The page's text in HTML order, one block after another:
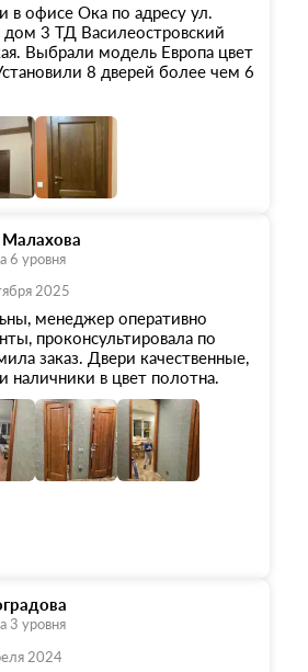
в офисе Ока по адресу ул.
3 ТД Василеостровский
Выбрали модель Европа цвет
8 дверей более чем 6
супер!!! Проверены в
спасибо всей
бы сказать про каждого с
заключали с Ольгой.
Помогла подобрать
фурнитуру учитывая наши
Роман, плинтуса Дмитрий.
на высоте!!! Служба сервиса
Елена. Слаженная работа
вернули деньги за
были заказаны с излишком
Рекомендуем двери Ока!
за разумную цену!!!
Малахова
6 уровня
2025
менеджер оперативно
проконсультировала по
заказ. Двери качественные,
наличники в цвет полотна.
3 уровня
2024